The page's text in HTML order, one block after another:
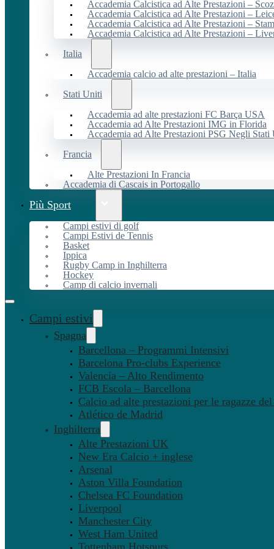
Accademia Calcistica ad Alte Prestazioni –
Accademia Calcistica ad Alte Prestazioni –
Accademia Calcistica ad Alte Prestazioni –
Accademia Calcistica ad Alte Prestazioni –
Italia
Accademia calcio ad alte prestazioni – Italia
Stati Uniti
Accademia ad alte prestazioni FC Barça USA
Accademia ad Alte Prestazioni IMG in Florida
Accademia ad Alte Prestazioni PSG Negli Stati
Francia
Alte Prestazioni In Francia
Accademia di Cascais in Portogallo
Più Sport
Campi estivi di golf
Campi Estivi de Tennis
Basket
Ippica
Rugby Camp in Inghilterra
Hockey
Camp di calcio invernali
Campi estivi
Spagna
Barcellona – Programmi Intensivi
Barcelona Pro-clubs Experience
Valencia – Alto Rendimento
FCB Escola – Barcellona
Calcio ad alte prestazioni per le ragazze
Atlético de Madrid
Inghilterra
Alte Prestazioni UK
New Era Calcio + inglese
Arsenal
Aston Villa Foundation
Chelsea FC Foundation
Liverpool
Manchester City
West Ham United
Tottenham Hotspurs